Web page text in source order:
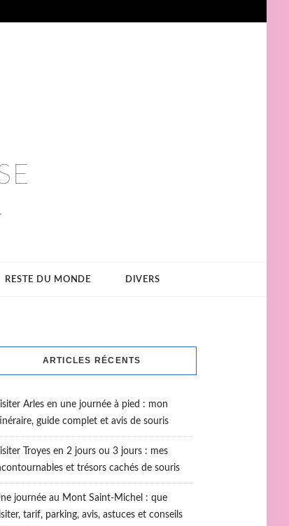
RESTE DU MONDE DIVERS
ARTICLES RÉCENTS
Arles en une journée à pied : mon
guide complet et avis de souris
Troyes en 2 jours ou 3 jours : mes
et trésors cachés de souris
journée au Mont Saint-Michel : que
tarif, parking, avis, astuces et conseils